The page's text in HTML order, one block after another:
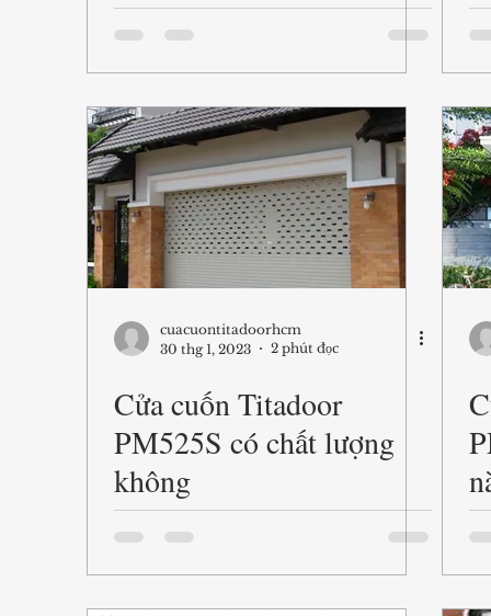
cuacuontitadoorhcm
30 thg 1, 2023
2 phút đọc
Cửa cuốn Titadoor
PM525S có chất lượng
không